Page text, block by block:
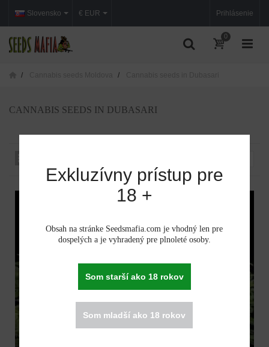
Slovensko Prihlásenie
€ EUR
0
CANNABIS SEEDS IN DUBASARI
Exkluzívny prístup pre
18 +
Obsah na stránke Seedsmafia.com je vhodný len pre
dospelých a je vyhradený pre plnoleté osoby.
Som starší ako 18 rokov
Som mladší ako 18 rokov